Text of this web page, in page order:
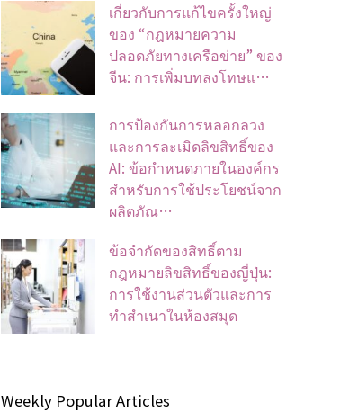
เกี่ยวกับการแก้ไขครั้งใหญ่
ของ “กฎหมายความ
ปลอดภัยทางเครือข่าย” ของ
จีน: การเพิ่มบทลงโทษแ…
การป้องกันการหลอกลวง
และการละเมิดลิขสิทธิ์ของ
AI: ข้อกำหนดภายในองค์กร
สำหรับการใช้ประโยชน์จาก
ผลิตภัณ…
ข้อจํากัดของสิทธิ์ตาม
กฎหมายลิขสิทธิ์ของญี่ปุ่น:
การใช้งานส่วนตัวและการ
ทําสําเนาในห้องสมุด
Weekly Popular Articles